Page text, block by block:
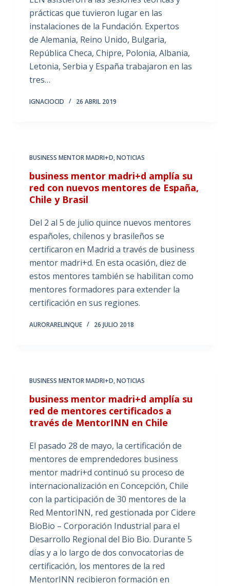
prácticas que tuvieron lugar en las
instalaciones de la Fundación. Expertos
de Alemania, Reino Unido, Bulgaria,
República Checa, Chipre, Polonia, Albania,
Letonia, Serbia y España trabajaron en las
tres…
IGNACIOCID 26 ABRIL 2019
BUSINESS MENTOR MADRI+D,NOTICIAS
business mentor madri+d amplía su
red con nuevos mentores de España,
Chile y Brasil
Del 2 al 5 de julio quince nuevos mentores
españoles, chilenos y brasileños se
certificaron en Madrid a través de business
mentor madri+d. En esta ocasión, diez de
estos mentores también se habilitan como
mentores formadores para extender la
certificación en sus regiones.
AURORARELINQUE 26 JULIO 2018
BUSINESS MENTOR MADRI+D,NOTICIAS
business mentor madri+d amplía su
red de mentores certificados a
través de MentorINN en Chile
El pasado 28 de mayo, la certificación de
mentores de emprendedores business
mentor madri+d continuó su proceso de
internacionalización en Concepción, Chile
con la participación de 30 mentores de la
Red MentorINN, red gestionada por Cidere
BioBio – Corporación Industrial para el
Desarrollo Regional del Bio Bio. Durante 5
días y a lo largo de dos convocatorias de
certificación, los mentores de la red
MentorINN recibieron formación en